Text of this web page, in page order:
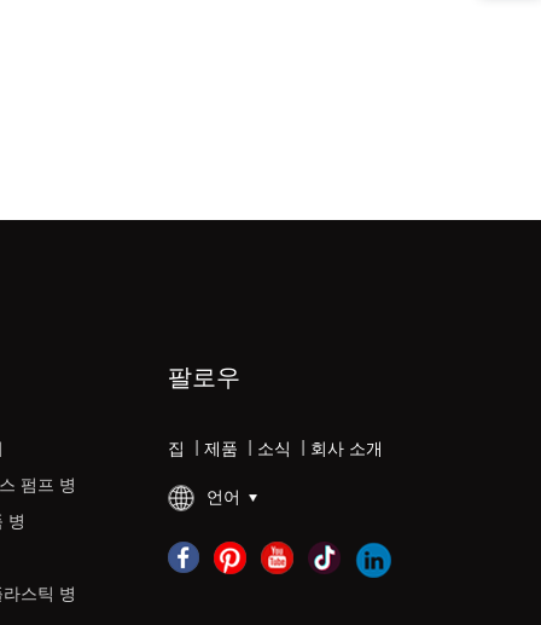
펌프 병
병
스틱 병
팔로우
집 | 제품 | 소식 | 회사 소개
언어